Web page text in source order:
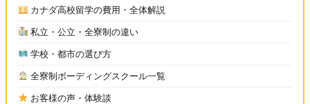
カナダ高校留学の費用・全体解説
私立・公立・全寮制の違い
学校・都市の選び方
全寮制ボーディングスクール一覧
お客様の声・体験談